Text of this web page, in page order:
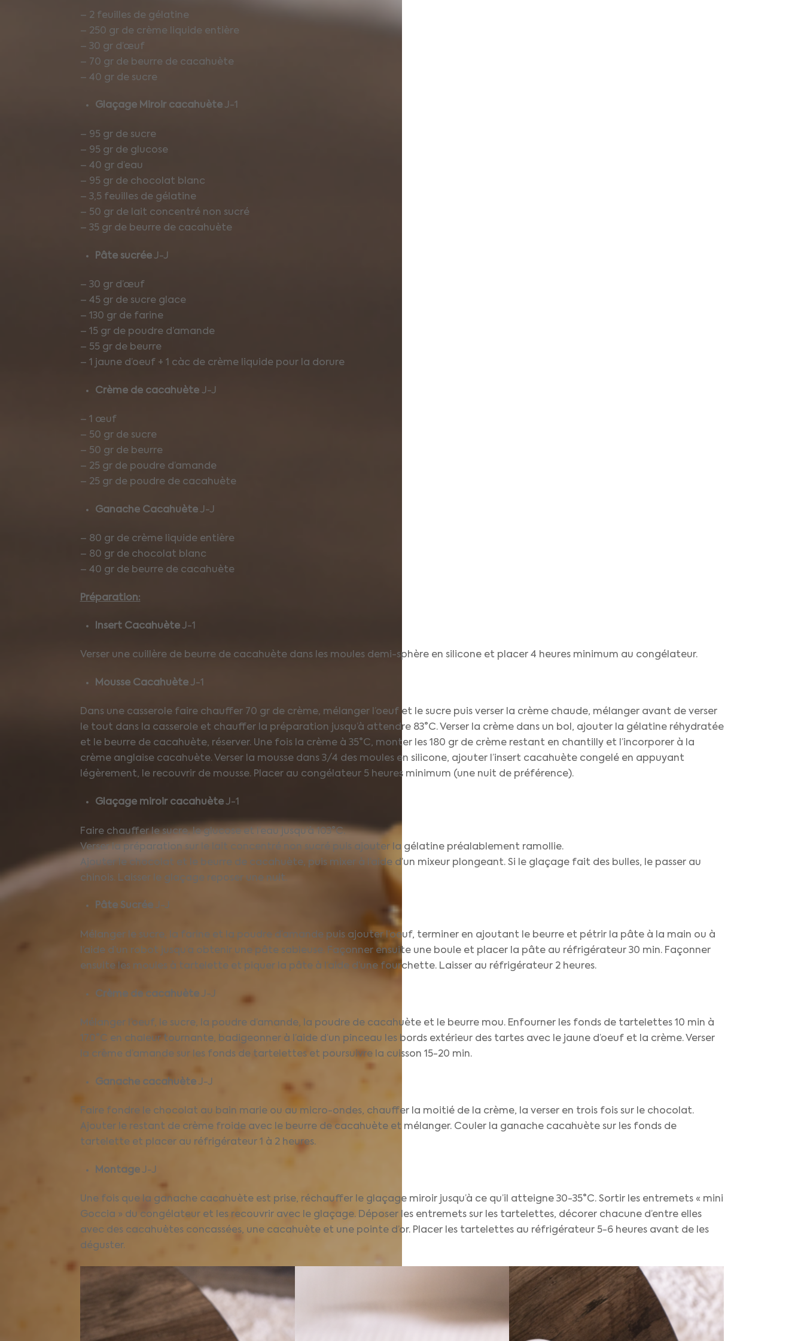
– 2 feuilles de gélatine
– 250 gr de crème liquide entière
– 30 gr d’œuf
– 70 gr de beurre de cacahuète
– 40 gr de sucre
Glaçage Miroir cacahuète J-1
– 95 gr de sucre
– 95 gr de glucose
– 40 gr d’eau
– 95 gr de chocolat blanc
– 3,5 feuilles de gélatine
– 50 gr de lait concentré non sucré
– 35 gr de beurre de cacahuète
Pâte sucréeJ-J
– 30 gr d’œuf
– 45 gr de sucre glace
– 130 gr de farine
– 15 gr de poudre d’amande
– 55 gr de beurre
– 1 jaune d’oeuf + 1 càc de crème liquide pour la dorure
Crème de cacahuèteJ-J
– 1 œuf
– 50 gr de sucre
– 50 gr de beurre
– 25 gr de poudre d’amande
– 25 gr de poudre de cacahuète
Ganache CacahuèteJ-J
– 80 gr de crème liquide entière
– 80 gr de chocolat blanc
– 40 gr de beurre de cacahuète
Préparation:
Insert CacahuèteJ-1
Verser une cuillère de beurre de cacahuète dans les moules demi-sphère en silicone et placer 4 heures minimum au congélateur.
Mousse CacahuèteJ-1
Dans une casserole faire chauffer 70 gr de crème, mélanger l’oeuf et le sucre puis verser la crème chaude, mélanger avant de verser
le tout dans la casserole et chauffer la préparation jusqu’à attendre 83°C. Verser la crème dans un bol, ajouter la gélatine réhydratée
et le beurre de cacahuète, réserver. Une fois la crème à 35°C, monter les 180 gr de crème restant en chantilly et l’incorporer à la
crème anglaise cacahuète. Verser la mousse dans 3/4 des moules en silicone, ajouter l’insert cacahuète congelé en appuyant
légèrement, le recouvrir de mousse. Placer au congélateur 5 heures minimum (une nuit de préférence).
Glaçage miroir cacahuèteJ-1
Faire chauffer le sucre, le glucose et l’eau jusqu’à 103°C.
Verser la préparation sur le lait concentré non sucré puis ajouter la gélatine préalablement ramollie.
Ajouter le chocolat et le beurre de cacahuète, puis mixer à l’aide d’un mixeur plongeant. Si le glaçage fait des bulles, le passer au
chinois. Laisser le glaçage reposer une nuit.
Pâte Sucrée J-J
Mélanger le sucre, la farine et la poudre d’amande puis ajouter l’oeuf, terminer en ajoutant le beurre et pétrir la pâte à la main ou à
l’aide d’un robot jusqu’a obtenir une pâte sableuse. Façonner ensuite une boule et placer la pâte au réfrigérateur 30 min. Façonner
ensuite les moules à tartelette et piquer la pâte à l’aide d’une fourchette. Laisser au réfrigérateur 2 heures.
Crème de cacahuète J-J
Mélanger l’oeuf, le sucre, la poudre d’amande, la poudre de cacahuète et le beurre mou. Enfourner les fonds de tartelettes 10 min à
170°C en chaleur tournante, badigeonner à l’aide d’un pinceau les bords extérieur des tartes avec le jaune d’oeuf et la crème. Verser
la crème d’amande sur les fonds de tartelettes et poursuivre la cuisson 15-20 min.
Ganache cacahuèteJ-J
Faire fondre le chocolat au bain marie ou au micro-ondes, chauffer la moitié de la crème, la verser en trois fois sur le chocolat.
Ajouter le restant de crème froide avec le beurre de cacahuète et mélanger. Couler la ganache cacahuète sur les fonds de
tartelette et placer au réfrigérateur 1 à 2 heures.
MontageJ-J
Une fois que la ganache cacahuète est prise, réchauffer le glaçage miroir jusqu’à ce qu’il atteigne 30-35°C. Sortir les entremets « mini
Goccia » du congélateur et les recouvrir avec le glaçage. Déposer les entremets sur les tartelettes, décorer chacune d’entre elles
avec des cacahuètes concassées, une cacahuète et une pointe d’or. Placer les tartelettes au réfrigérateur 5-6 heures avant de les
déguster.